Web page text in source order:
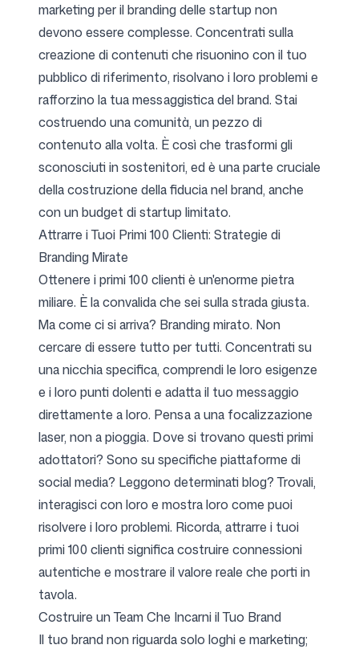
marketing per il branding delle startup non
devono essere complesse. Concentrati sulla
creazione di contenuti che risuonino con il tuo
pubblico di riferimento, risolvano i loro problemi e
rafforzino la tua messaggistica del brand. Stai
costruendo una comunità, un pezzo di
contenuto alla volta. È così che trasformi gli
sconosciuti in sostenitori, ed è una parte cruciale
della costruzione della fiducia nel brand, anche
con un budget di startup limitato.
Attrarre i Tuoi Primi 100 Clienti: Strategie di
Branding Mirate
Ottenere i primi 100 clienti è un'enorme pietra
miliare. È la convalida che sei sulla strada giusta.
Ma come ci si arriva? Branding mirato. Non
cercare di essere tutto per tutti. Concentrati su
una nicchia specifica, comprendi le loro esigenze
e i loro punti dolenti e adatta il tuo messaggio
direttamente a loro. Pensa a una focalizzazione
laser, non a pioggia. Dove si trovano questi primi
adottatori? Sono su specifiche piattaforme di
social media? Leggono determinati blog? Trovali,
interagisci con loro e mostra loro come puoi
risolvere i loro problemi. Ricorda, attrarre i tuoi
primi 100 clienti significa costruire connessioni
autentiche e mostrare il valore reale che porti in
tavola.
Costruire un Team Che Incarni il Tuo Brand
Il tuo brand non riguarda solo loghi e marketing;